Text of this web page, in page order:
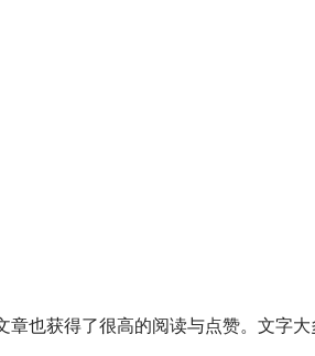
也获得了很高的阅读与点赞。文字